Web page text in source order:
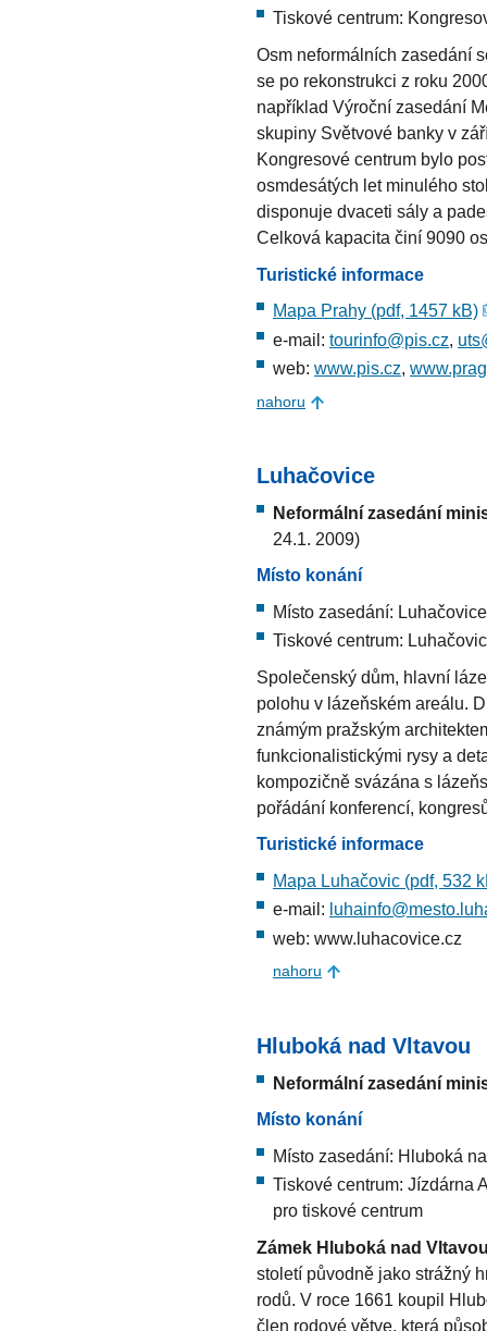
Tiskové centrum:
Osm neformálních zasedání
se po rekonstrukci z roku
například Výroční zasedání
skupiny Světvové banky v
Kongresové centrum bylo
osmdesátých let minulého
disponuje dvaceti sály a
Celková kapacita činí 9090
Turistické informace
Mapa Prahy (pdf, 1457 kB)
e-mail: tourinfo@pis.cz
web: www.pis.cz,
nahoru
Luhačovice
Neformální zasedání
24.1. 2009)
Místo konání
Místo zasedání:
Tiskové centrum:
Společenský dům, hlavní
polohu v lázeňském areálu.
známým pražským
funkcionalistickými rysy a
kompozičně svázána s
pořádání konferencí,
Turistické informace
Mapa Luhačovic (pdf, 532
e-mail:
web: www.luhacovice.cz
nahoru
Hluboká nad Vltavou
Neformální zasedání
Místo konání
Místo zasedání: Hluboká
Tiskové centrum: Jízdárna
pro tiskové centrum
Zámek Hluboká nad
století původně jako strážný
rodů. V roce 1661 koupil
člen rodové větve, která